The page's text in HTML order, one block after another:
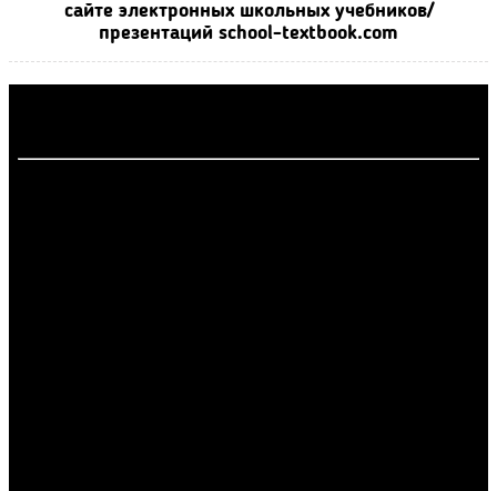
сайте электронных школьных учебников/
презентаций school-textbook.com